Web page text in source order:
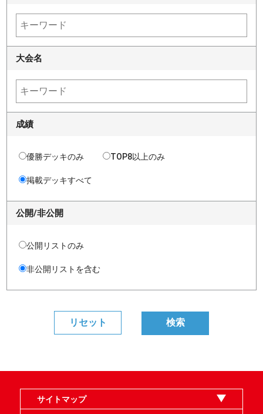
大会名
成績
優勝デッキのみ TOP8以上のみ
掲載デッキすべて
公開/非公開
公開リストのみ
非公開リストを含む
サイトマップ